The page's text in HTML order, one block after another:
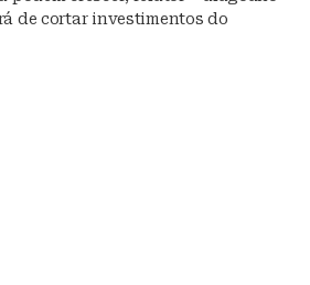
de cortar investimentos do